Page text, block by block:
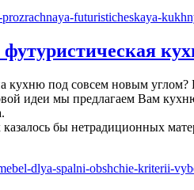
кухню под совсем новым углом?
идеи мы предлагаем Вам
казалось бы нетрадиционных